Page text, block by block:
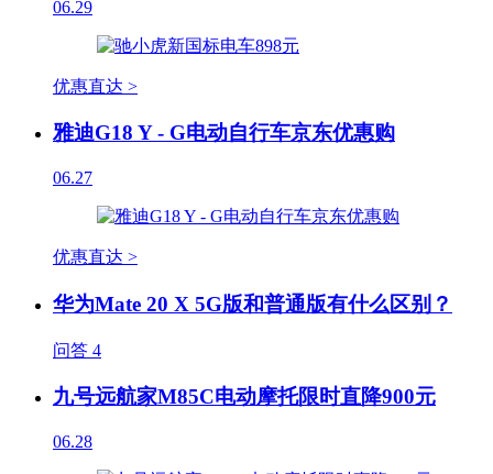
06.29
优惠直达 >
雅迪G18 Y - G电动自行车京东优惠购
06.27
优惠直达 >
华为Mate 20 X 5G版和普通版有什么区别？
问答 4
九号远航家M85C电动摩托限时直降900元
06.28